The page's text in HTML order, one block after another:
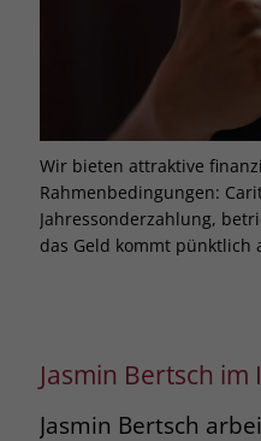
Wir bieten attraktive
Rahmenbedingungen:
Jahressonderzahlung,
das Geld kommt pünktlich
Jasmin Bertsch
Jasmin Bertsch